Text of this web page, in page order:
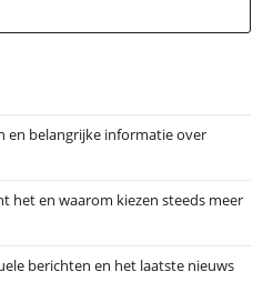
op
en belangrijke informatie over
het en waarom kiezen steeds meer
berichten en het laatste nieuws